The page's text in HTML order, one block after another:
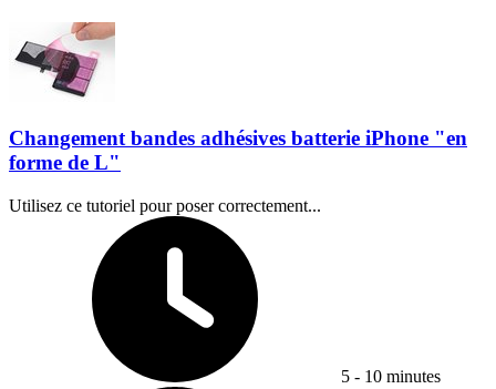
Changement bandes adhésives batterie iPhone "en
forme de L"
Utilisez ce tutoriel pour poser correctement...
5 - 10 minutes